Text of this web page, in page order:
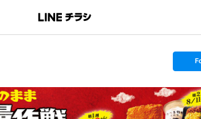
s
t
o
l
l
o
w